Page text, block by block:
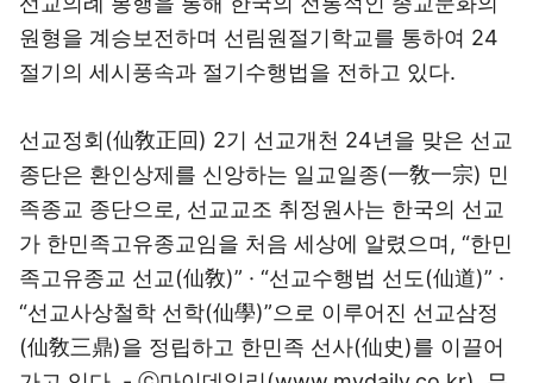
원형을 계승보전하며 선림원절기학교를 통하여 24
절기의 세시풍속과 절기수행법을 전하고 있다.
선교정회(仙敎正回) 2기 선교개천 24년을 맞은 선교
종단은 환인상제를 신앙하는 일교일종(一敎一宗) 민
족종교 종단으로, 선교교조 취정원사는 한국의 선교
가 한민족고유종교임을 처음 세상에 알렸으며, “한민
족고유종교 선교(仙敎)” · “선교수행법 선도(仙道)” ·
“선교사상철학 선학(仙學)”으로 이루어진 선교삼정
(仙敎三鼎)을 정립하고 한민족 선사(仙史)를 이끌어